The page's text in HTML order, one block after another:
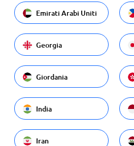
Emirati Arabi Uniti
Georgia
Giordania
India
Iran